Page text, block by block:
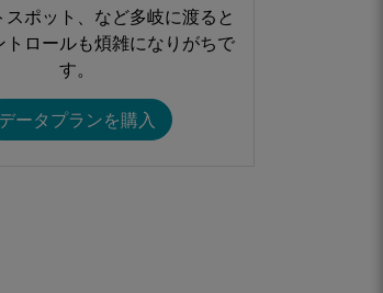
スポット、など多岐に渡ると
トロールも煩雑になりがちで
す。​​
データプランを購入​​